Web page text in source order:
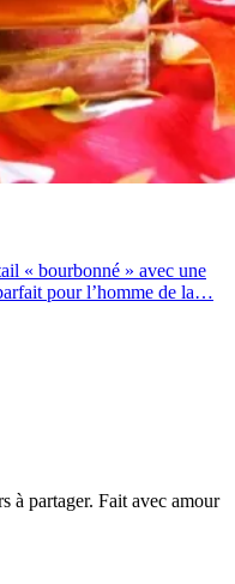
« bourbonné » avec une
pour l’homme de la…
à partager. Fait avec amour